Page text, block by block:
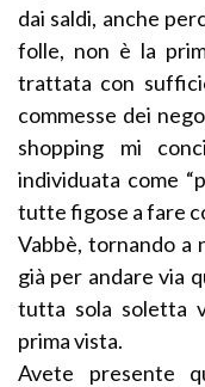
dai saldi, anche
folle, non è la
trattata con
commesse dei
shopping mi
individuata come
tutte figose a fare
Vabbè, tornando a
già per andare via
tutta sola soletta
prima vista.
Avete presente